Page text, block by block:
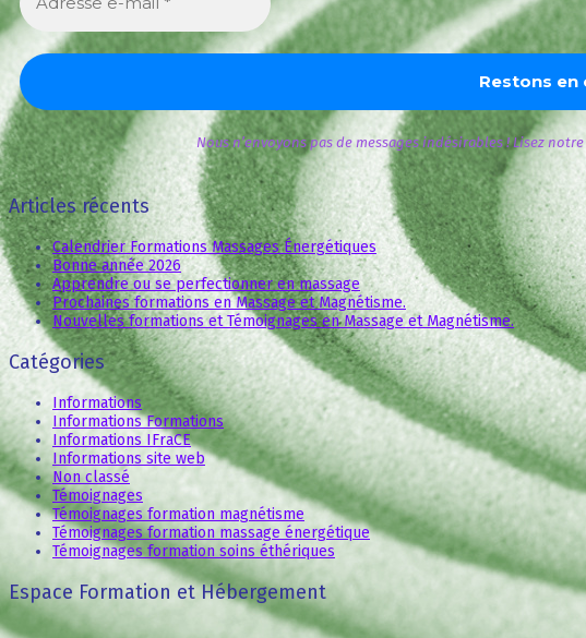
Nous n’envoyons pas de messages indésirables ! Lisez notre
Articles récents
Calendrier Formations Massages Énergétiques
Bonne année 2026
Apprendre ou se perfectionner en massage
Prochaines formations en Massage et Magnétisme.
Nouvelles formations et Témoignages en Massage et Magnétisme.
Catégories
Informations
Informations Formations
Informations IFraCE
Informations site web
Non classé
Témoignages
Témoignages formation magnétisme
Témoignages formation massage énergétique
Témoignages formation soins éthériques
Espace Formation et Hébergement